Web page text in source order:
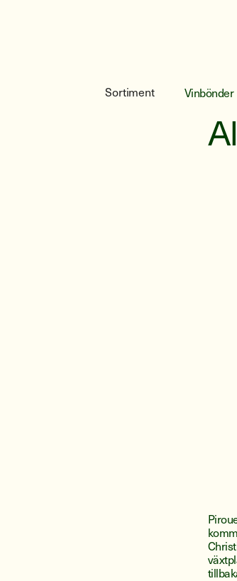
Sortiment Vinbönder